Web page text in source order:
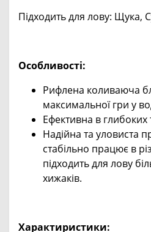
Підходить для лову: Щука,
Особливості:
Рифлена коливаюча
максимальної гри у
Ефективна в
Надійна та уловиста
стабільно працює в
підходить для лову
хижаків.
Характиристики: